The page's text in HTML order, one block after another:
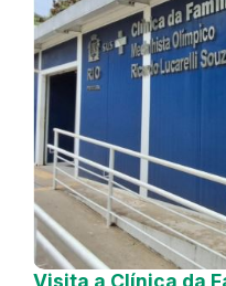
Visita a Clínica da